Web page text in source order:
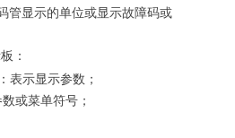
管显示的单位或显示故障码或
：
表示显示参数；
或菜单符号；